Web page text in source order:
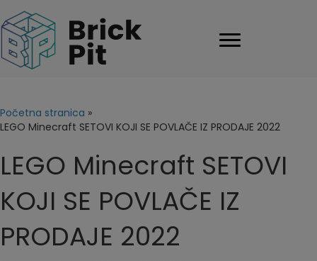
Početna stranica »
LEGO Minecraft SETOVI KOJI SE POVLAČE IZ PRODAJE 2022
LEGO Minecraft SETOVI
KOJI SE POVLAČE IZ
PRODAJE 2022